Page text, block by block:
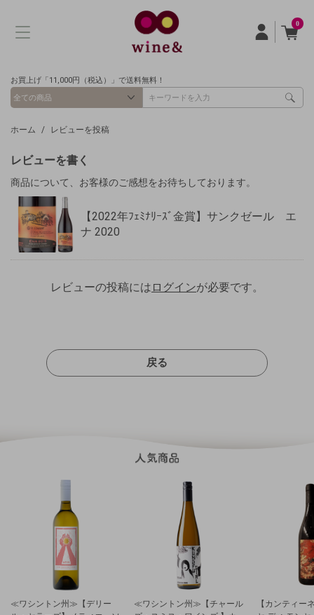
0
お買上げ「11,000円（税込）」で送料無料！
ホーム レビューを投稿
レビューを書く
商品について、お客様のご感想をお待ちしております。
【2022年ﾌｪﾐﾅﾘｰｽﾞ金賞】サンクゼール エ
ナ 2020
レビューの投稿には ログインが必要です。
戻る
≪ワシントン州≫【デリー
≪ワシントン州≫【チャール
【カンティー